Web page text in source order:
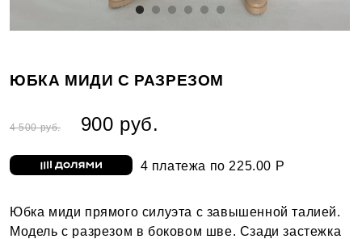
ЮБКА МИДИ С РАЗРЕЗОМ
4 500 руб. 900 руб.
4 платежа по 225.00 Р
Юбка миди прямого силуэта с завышенной талией.
Модель с разрезом в боковом шве. Сзади застежка